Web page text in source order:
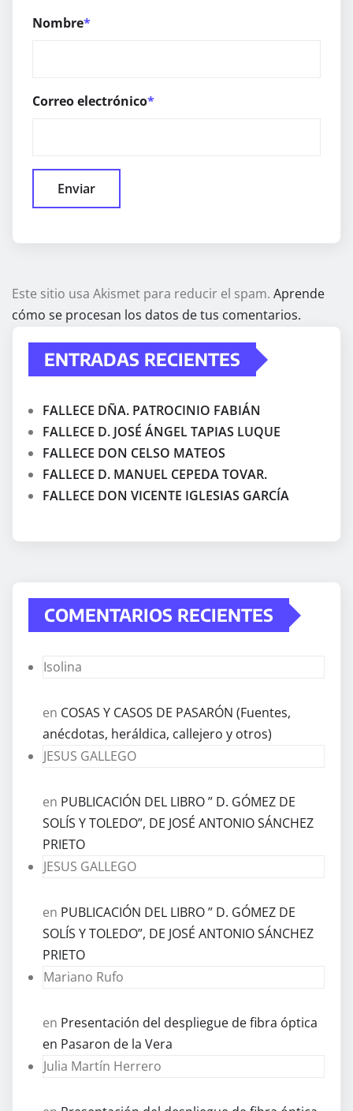
Nombre*
Correo electrónico*
Este sitio usa Akismet para reducir el spam. Aprende
cómo se procesan los datos de tus comentarios.
ENTRADAS RECIENTES
FALLECE DÑA. PATROCINIO FABIÁN
FALLECE D. JOSÉ ÁNGEL TAPIAS LUQUE
FALLECE DON CELSO MATEOS
FALLECE D. MANUEL CEPEDA TOVAR.
FALLECE DON VICENTE IGLESIAS GARCÍA
COMENTARIOS RECIENTES
Isolina
en COSAS Y CASOS DE PASARÓN (Fuentes,
anécdotas, heráldica, callejero y otros)
JESUS GALLEGO
en PUBLICACIÓN DEL LIBRO ” D. GÓMEZ DE
SOLÍS Y TOLEDO”, DE JOSÉ ANTONIO SÁNCHEZ
PRIETO
JESUS GALLEGO
en PUBLICACIÓN DEL LIBRO ” D. GÓMEZ DE
SOLÍS Y TOLEDO”, DE JOSÉ ANTONIO SÁNCHEZ
PRIETO
Mariano Rufo
en Presentación del despliegue de fibra óptica
en Pasaron de la Vera
Julia Martín Herrero